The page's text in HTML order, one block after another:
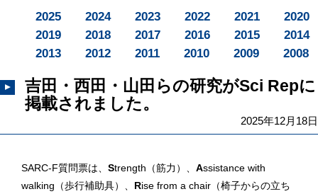
2025 2024 2023 2022 2021
2020
2019
2018 2017 2016 2015
2014
2013
2012 2011 2010 2009 2008
吉田・西田・山田らの研究がSci Repに
掲載されました。
2025年12月18日
SARC-F質問票は、 Strength（筋力）、 Assistance with
walking（歩行補助具）、 Rise from a chair（椅子からの立ち